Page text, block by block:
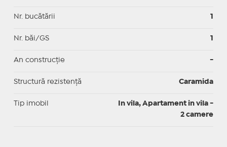
Nr. bucătării 1
Nr. băi/GS 1
An construcție -
Structură rezistență Caramida
Tip imobil
In vila, Apartament in vila -
2 camere